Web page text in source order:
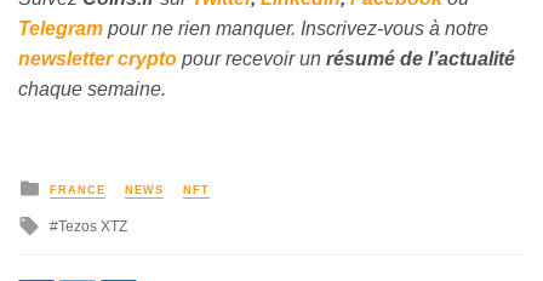
Telegram pour ne rien manquer. Inscrivez-vous à notre
newsletter crypto pour recevoir un résumé de l’actualité
chaque semaine.
FRANCE NEWS NFT
Tezos XTZ